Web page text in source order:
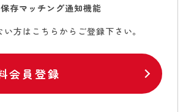
存マッチング通知機能
方はこちらからご登録下さい。
会員登録